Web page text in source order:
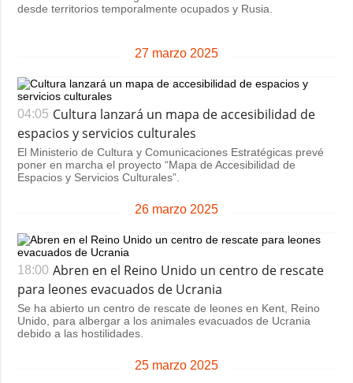
desde territorios temporalmente ocupados y Rusia.
27 marzo 2025
04:05 Cultura lanzará un mapa de accesibilidad de
espacios y servicios culturales
El Ministerio de Cultura y Comunicaciones Estratégicas prevé
poner en marcha el proyecto “Mapa de Accesibilidad de
Espacios y Servicios Culturales”.
26 marzo 2025
18:00 Abren en el Reino Unido un centro de rescate
para leones evacuados de Ucrania
Se ha abierto un centro de rescate de leones en Kent, Reino
Unido, para albergar a los animales evacuados de Ucrania
debido a las hostilidades.
25 marzo 2025